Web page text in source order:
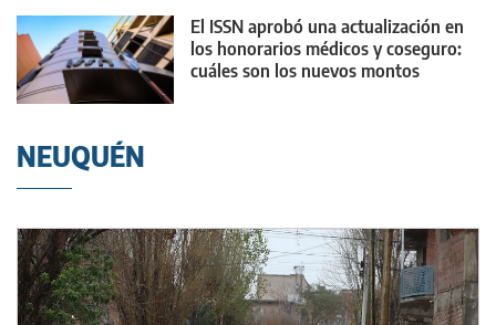
El ISSN aprobó una actualización en
los honorarios médicos y coseguro:
cuáles son los nuevos montos
NEUQUÉN